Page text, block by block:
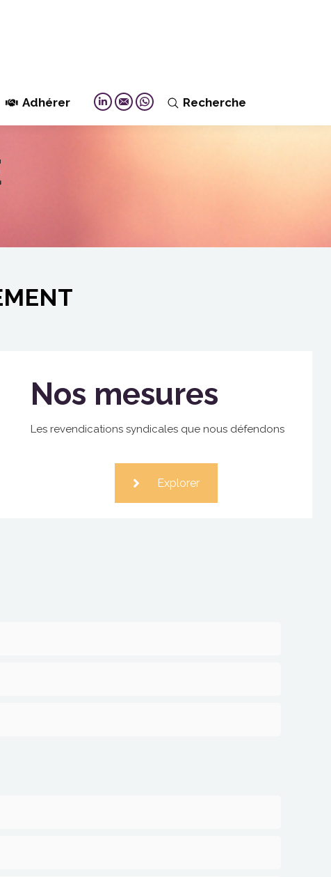
Adhérer
Linkedin
MailWhatsapp
Search:
Recherche
Nos mesures
Les revendications syndicales que nous défendons
Explorer